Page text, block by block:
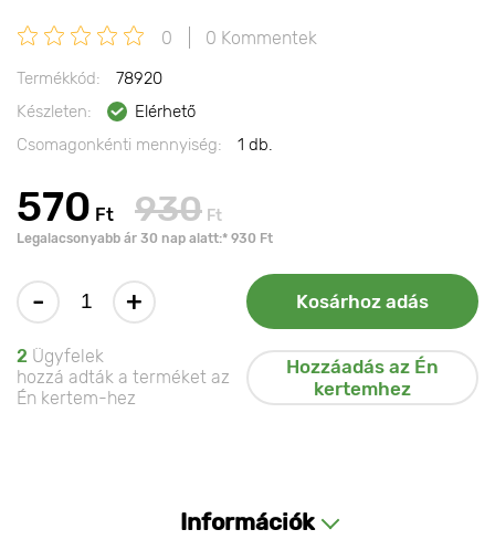
0 0 Kommentek
Termékkód:
78920
Készleten:
Elérhető
Csomagonkénti mennyiség:
1 db.
570 Ft 930 Ft
Legalacsonyabb ár 30 nap alatt:* 930 Ft
- + Kosárhoz adás
2 Ügyfelek
hozzá adták a terméket az
Én kertem-hez
Hozzáadás az Én
kertemhez
Információk